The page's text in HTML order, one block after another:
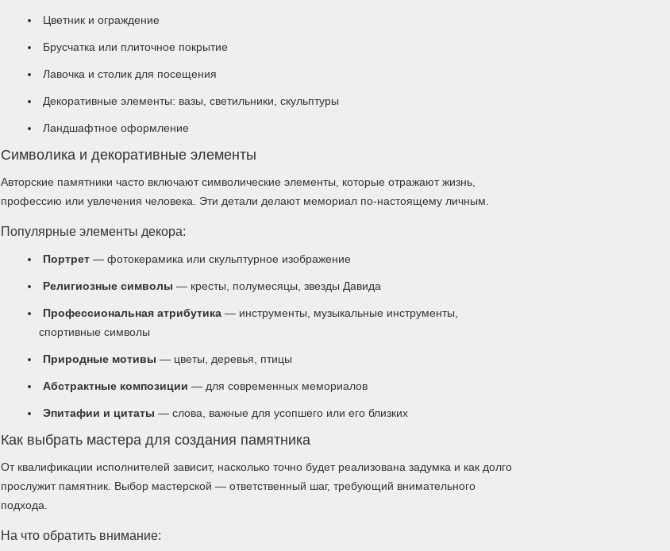
Цветник и ограждение
Брусчатка или плиточное покрытие
Лавочка и столик для посещения
Декоративные элементы: вазы, светильники, скульптуры
Ландшафтное оформление
Символика и декоративные элементы
Авторские памятники часто включают символические элементы, которые отражают жизнь,
профессию или увлечения человека. Эти детали делают мемориал по-настоящему личным.
Популярные элементы декора:
Портрет — фотокерамика или скульптурное изображение
Религиозные символы — кресты, полумесяцы, звезды Давида
Профессиональная атрибутика — инструменты, музыкальные инструменты,
спортивные символы
Природные мотивы — цветы, деревья, птицы
Абстрактные композиции — для современных мемориалов
Эпитафии и цитаты — слова, важные для усопшего или его близких
Как выбрать мастера для создания памятника
От квалификации исполнителей зависит, насколько точно будет реализована задумка и как долго
прослужит памятник. Выбор мастерской — ответственный шаг, требующий внимательного
подхода.
На что обратить внимание: